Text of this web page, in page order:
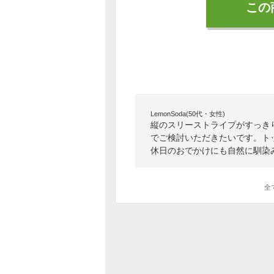
こ
LemonSoda(50代・女性)
縦のスリーストライプがすっ
でご検討いただきたいです。
休日のおでかけにも自然に馴染
全